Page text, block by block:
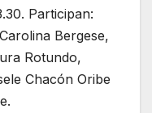
Participan:
Bergese,
Rotundo,
Chacón Oribe